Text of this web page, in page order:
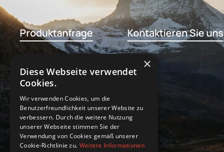
Produktanfrage Kontaktieren Sie uns
×
Diese Webseite verwendet
Cookies.
Wir verwenden Cookies, um die
Benutzerfreundlichkeit unserer Website zu
verbessern. Durch die weitere Nutzung
unserer Webseite stimmen Sie der
Verwendung von Cookies gemäß unserer
Cookie-Richtlinie zu. Weitere Informationen